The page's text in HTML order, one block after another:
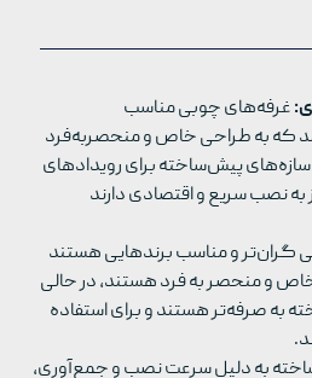
غرفه‌های چوبی مناسب
که به طراحی خاص و منحصربه‌فرد
سازه‌های پیش‌ساخته برای رویدادهای
نصب سریع و اقتصادی دارند
گران‌تر و مناسب برندهایی هستند
و منحصر به فرد هستند، در حالی
به صرفه‌تر هستند و برای استفاده
به دلیل سرعت نصب و جمع‌آوری،